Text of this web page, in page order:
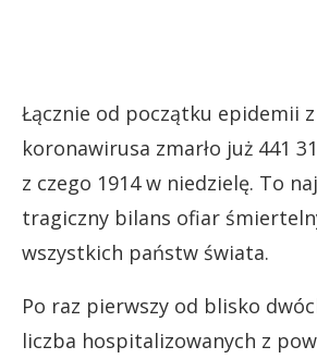
Łącznie od początku epidemii
koronawirusa zmarło już 441
z czego 1914 w niedzielę. To
tragiczny bilans ofiar
wszystkich państw świata.
Po raz pierwszy od blisko
liczba hospitalizowanych z